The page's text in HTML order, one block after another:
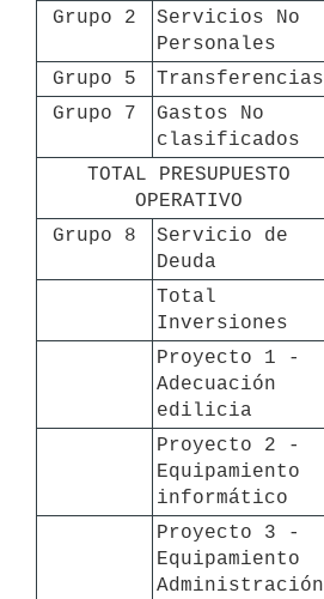
Grupo 2
Servicios No
Personales
Grupo 5
Transferencias
Grupo 7
Gastos No
clasificados
TOTAL PRESUPUESTO
OPERATIVO
Grupo 8
Servicio de
Deuda
Total
Inversiones
Proyecto 1 -
Adecuación
edilicia
Proyecto 2 -
Equipamiento
informático
Proyecto 3 -
Equipamiento
Administración